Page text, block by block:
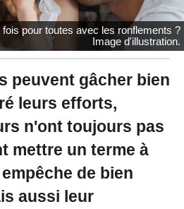
fois pour toutes avec les ronflements ?
Image d'illustration.
peuvent gâcher bien
leurs efforts,
n'ont toujours pas
mettre un terme à
de bien
aussi leur